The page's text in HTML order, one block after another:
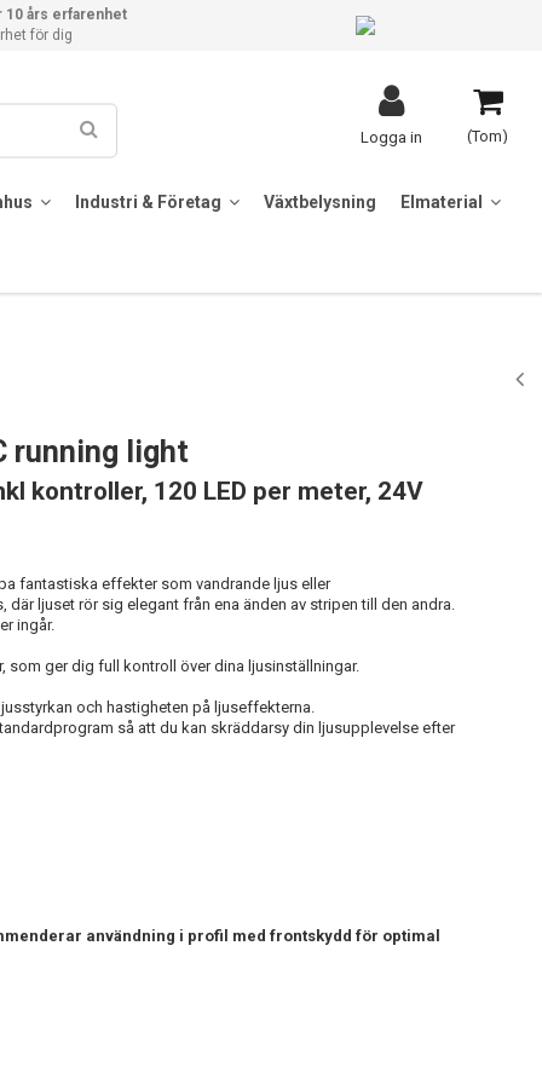
10 års erfarenhet
för dig
(Tom)
Logga in
Industri & Företag Växtbelysning Elmaterial
running light
kontroller, 120 LED per meter, 24V
fantastiska effekter som vandrande ljus eller
ljuset rör sig elegant från ena änden av stripen till den andra.
ingår.
som ger dig full kontroll över dina ljusinställningar.
och hastigheten på ljuseffekterna.
så att du kan skräddarsy din ljusupplevelse efter
användning i profil med frontskydd för optimal